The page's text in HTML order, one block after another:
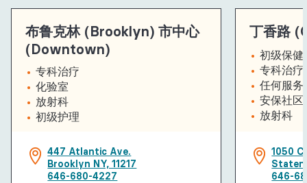
布鲁克林 (Brooklyn) 市中心
(Downtown)
专科治疗
化验室
放射科
初级护理
447 Atlantic Ave.
Brooklyn NY, 11217
646-680-4227
丁香路
初级保健
专科治疗
任何服务
安保社区
放射科
1050
Staten
646-